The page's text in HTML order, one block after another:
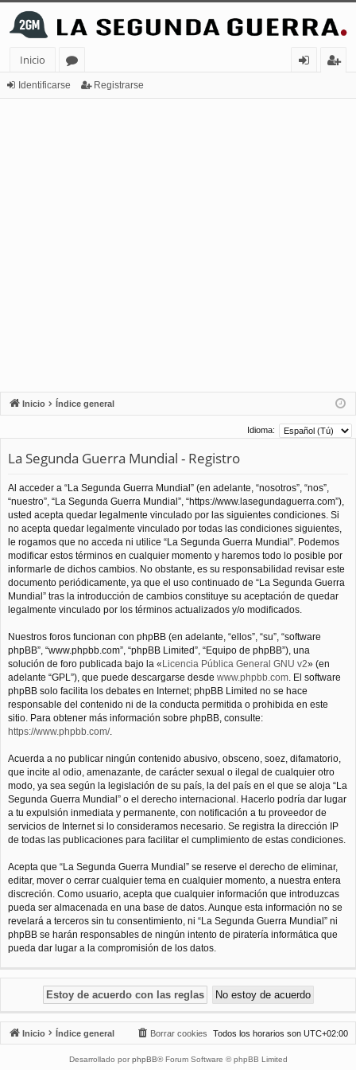
Inicio
or
Identificarse Registrarse
Inicio Índice general
Idioma:
La Segunda Guerra Mundial - Registro
Al acceder a “La Segunda Guerra Mundial” (en adelante, “nosotros”, “nos”,
“nuestro”, “La Segunda Guerra Mundial”, “https://www.lasegundaguerra.com”),
usted acepta quedar legalmente vinculado por las siguientes condiciones. Si
no acepta quedar legalmente vinculado por todas las condiciones siguientes,
le rogamos que no acceda ni utilice “La Segunda Guerra Mundial”. Podemos
modificar estos términos en cualquier momento y haremos todo lo posible por
informarle de dichos cambios. No obstante, es su responsabilidad revisar este
documento periódicamente, ya que el uso continuado de “La Segunda Guerra
Mundial” tras la introducción de cambios constituye su aceptación de quedar
legalmente vinculado por los términos actualizados y/o modificados.
Nuestros foros funcionan con phpBB (en adelante, “ellos”, “su”, “software
phpBB”, “www.phpbb.com”, “phpBB Limited”, “Equipo de phpBB”), una
solución de foro publicada bajo la «Licencia Pública General GNU v2» (en
adelante “GPL”), que puede descargarse desde www.phpbb.com. El software
phpBB solo facilita los debates en Internet; phpBB Limited no se hace
responsable del contenido ni de la conducta permitida o prohibida en este
sitio. Para obtener más información sobre phpBB, consulte:
https://www.phpbb.com/.
Acuerda a no publicar ningún contenido abusivo, obsceno, soez, difamatorio,
que incite al odio, amenazante, de carácter sexual o ilegal de cualquier otro
modo, ya sea según la legislación de su país, la del país en el que se aloja “La
Segunda Guerra Mundial” o el derecho internacional. Hacerlo podría dar lugar
a tu expulsión inmediata y permanente, con notificación a tu proveedor de
servicios de Internet si lo consideramos necesario. Se registra la dirección IP
de todas las publicaciones para facilitar el cumplimiento de estas condiciones.
Acepta que “La Segunda Guerra Mundial” se reserve el derecho de eliminar,
editar, mover o cerrar cualquier tema en cualquier momento, a nuestra entera
discreción. Como usuario, acepta que cualquier información que introduzcas
pueda ser almacenada en una base de datos. Aunque esta información no se
revelará a terceros sin tu consentimiento, ni “La Segunda Guerra Mundial” ni
phpBB se harán responsables de ningún intento de piratería informática que
pueda dar lugar a la compromisión de los datos.
Inicio Índice general Todos los horarios son UTC+02:00
Borrar cookies
Desarrollado por phpBB® Forum Software © phpBB Limited